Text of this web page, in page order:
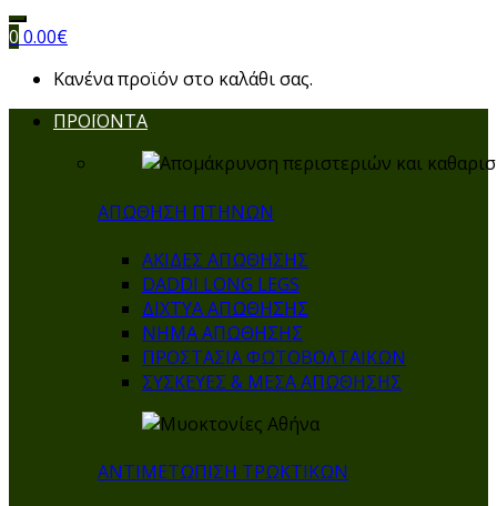
0 0.00€
Κανένα προϊόν στο καλάθι σας.
ΠΡΟΪΟΝΤΑ
ΑΠΩΘΗΣΗ ΠΤΗΝΩΝ
ΑΚΙΔΕΣ ΑΠΩΘΗΣΗΣ
DADDI LONG LEGS
ΔΙΧΤΥΑ ΑΠΩΘΗΣΗΣ
ΝΗΜΑ ΑΠΩΘΗΣΗΣ
ΠΡΟΣΤΑΣΙΑ ΦΩΤΟΒΟΛΤΑΙΚΩΝ
ΣΥΣΚΕΥΕΣ & ΜΕΣΑ ΑΠΩΘΗΣΗΣ
ΑΝΤΙΜΕΤΩΠΙΣΗ ΤΡΩΚΤΙΚΩΝ